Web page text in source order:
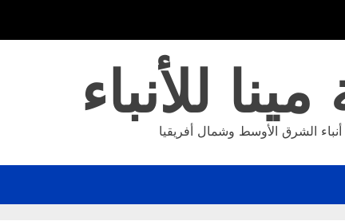
للأنباءأنباء الشرق الأوسط وشمال أفريقيا